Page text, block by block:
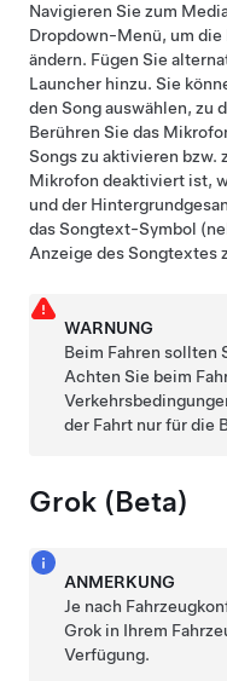
Navigieren Sie zum
Dropdown-Menü, um die
ändern. Fügen Sie
Launcher hinzu. Sie
den Song auswählen, zu
Berühren Sie das
Songs zu aktivieren bzw.
Mikrofon deaktiviert ist,
und der
das Songtext-Symbol
Anzeige des Songtextes
WARNUNG
Beim Fahren sollten
Achten Sie beim
der Fahrt nur für die
Grok (Beta)
ANMERKUNG
Je nach
Grok in Ihrem
Verfügung.